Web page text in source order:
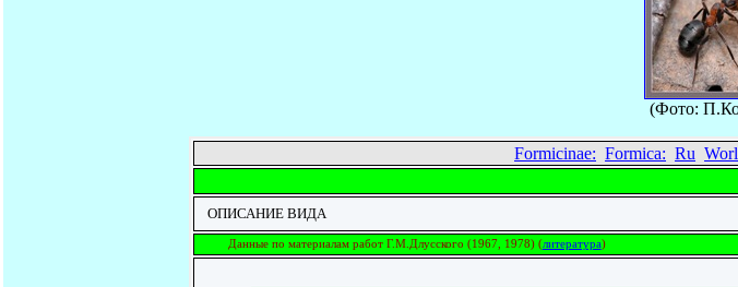
(Фото:
Formicinae: Formica: Ru
ОПИСАНИЕ ВИДА
Данные по материалам работ Г.М.Длусского (1967, 1978) (литература)